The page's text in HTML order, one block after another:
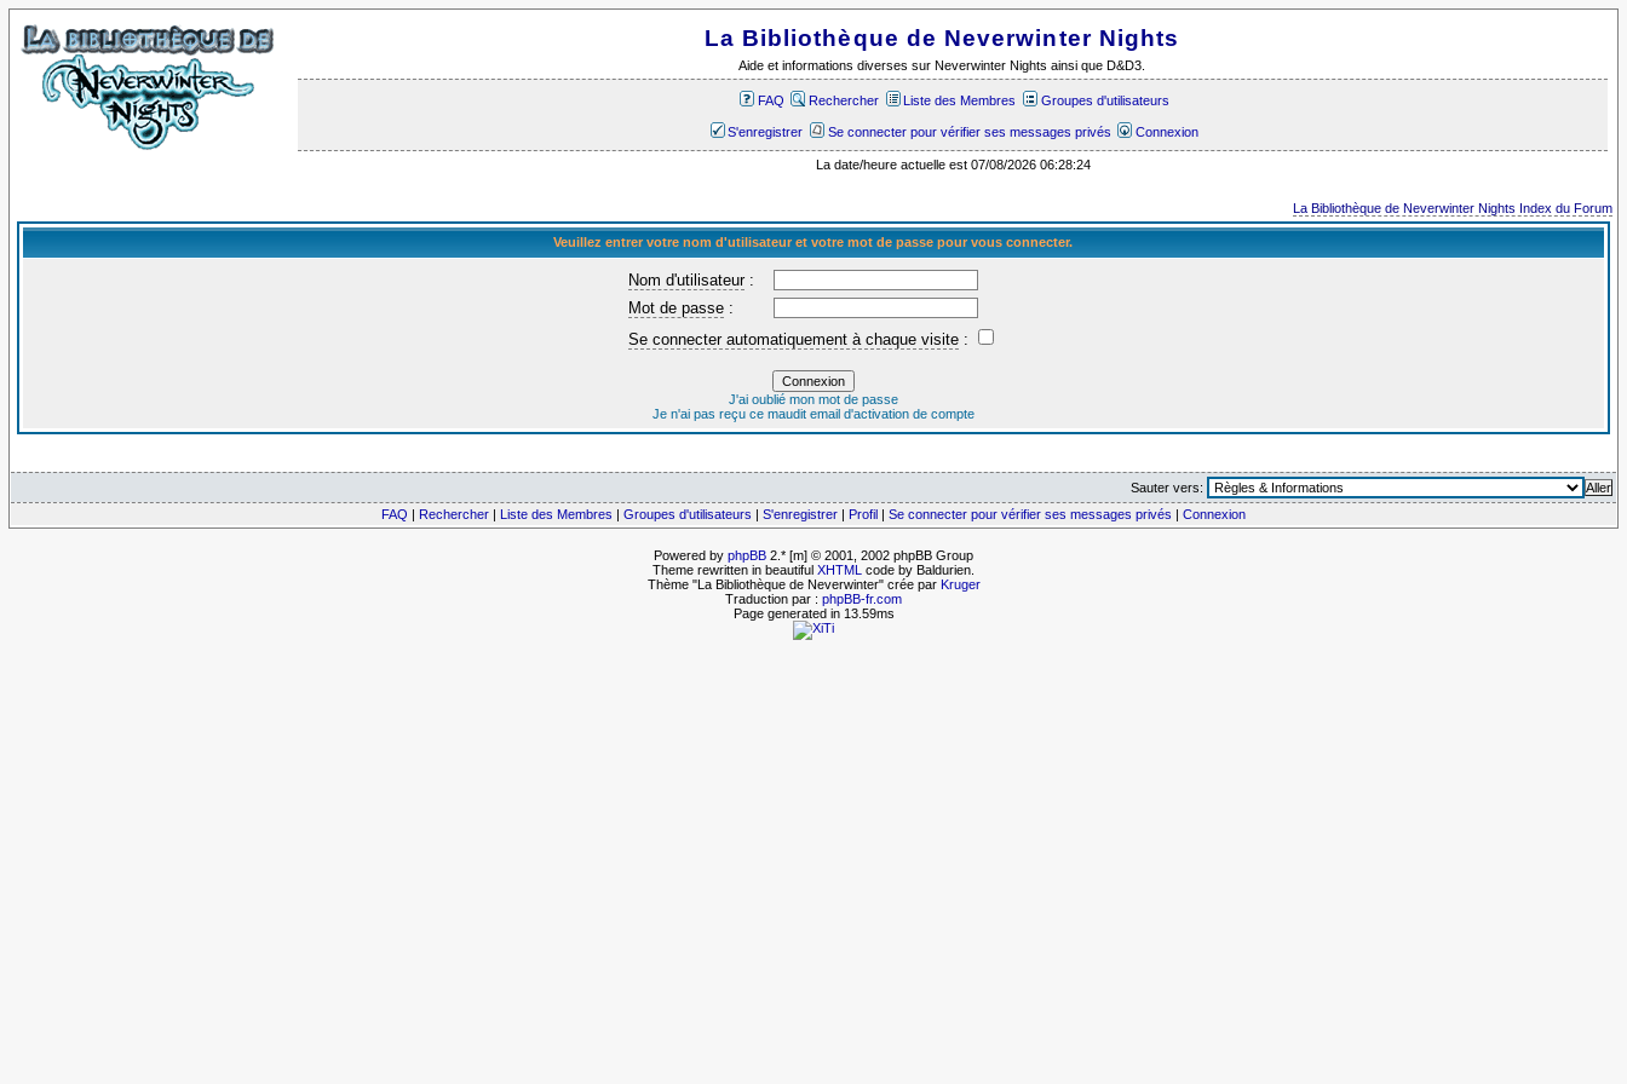
La Bibliothèque de Neverwinter Nights
Aide et informations diverses sur Neverwinter Nights ainsi que D&D3.
FAQ Rechercher Liste des Membres Groupes d'utilisateurs
S'enregistrer Se connecter pour vérifier ses messages privés Connexion
La date/heure actuelle est 07/08/2026 06:28:24
La Bibliothèque de Neverwinter Nights Index du Forum
Veuillez entrer votre nom d'utilisateur et votre mot de passe pour vous connecter.
Nom d'utilisateur:
Mot de passe :
Se connecter automatiquement à chaque visite :
J'ai oublié mon mot de passe
Je n'ai pas reçu ce maudit email d'activation de compte
Sauter vers:
FAQ
Rechercher Liste des Membres Groupes d'utilisateurs S'enregistrer Profil Se connecter pour vérifier ses messages privés Connexion
Powered by phpBB 2.* [m] © 2001, 2002 phpBB Group
Theme rewritten in beautiful XHTML code by Baldurien.
Thème "La Bibliothèque de Neverwinter" crée par Kruger
Traduction par : phpBB-fr.com
Page generated in 13.59ms